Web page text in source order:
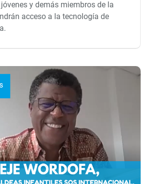
y demás miembros de la
acceso a la tecnología de